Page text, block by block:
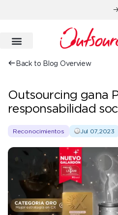
Back to Blog Overview
Outsourcing gana
responsabilidad
Reconocimientos Jul 07,2023